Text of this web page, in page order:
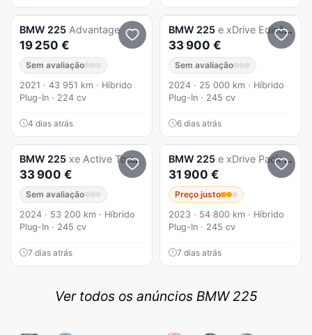
BMW 225 Advantage
19 250 €
Sem avaliação
2021 · 43 951 km · Híbrido
Plug-In · 224 cv
4 dias atrás
BMW 225 e xDrive Edição Optimized
33 900 €
Sem avaliação
2024 · 25 000 km · Híbrido
Plug-In · 245 cv
6 dias atrás
BMW 225 xe Active Tourer
33 900 €
Sem avaliação
2024 · 53 200 km · Híbrido
Plug-In · 245 cv
7 dias atrás
BMW 225 e xDrive Pack Desportivo M
31 900 €
Preço justo
2023 · 54 800 km · Híbrido
Plug-In · 245 cv
7 dias atrás
Ver todos os anúncios BMW 225